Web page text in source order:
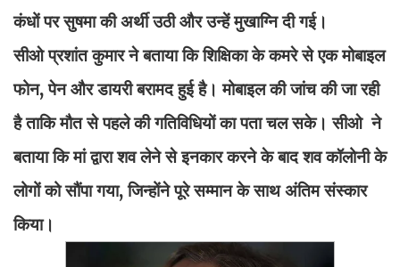
कंधों पर सुषमा की अर्थी उठी और उन्हें मुखाग्नि दी गई।
सीओ प्रशांत कुमार ने बताया कि शिक्षिका के कमरे से एक मोबाइल
फोन, पेन और डायरी बरामद हुई है। मोबाइल की जांच की जा रही
है ताकि मौत से पहले की गतिविधियों का पता चल सके। सीओ ने
बताया कि मां द्वारा शव लेने से इनकार करने के बाद शव कॉलोनी के
लोगों को सौंपा गया, जिन्होंने पूरे सम्मान के साथ अंतिम संस्कार
किया।